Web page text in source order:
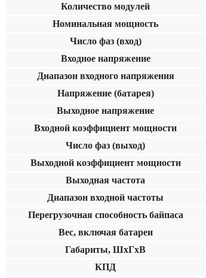
Количество модулей
Номинальная мощность
Число фаз (вход)
Входное напряжение
Диапазон входного напряжения
Напряжение (батарея)
Выходное напряжение
Входной коэффициент мощности
Число фаз (выход)
Выходной коэффициент мощности
Выходная частота
Диапазон входной частоты
Перегрузочная способность байпаса
Вес, включая батареи
Габариты, ШхГхВ
КПД